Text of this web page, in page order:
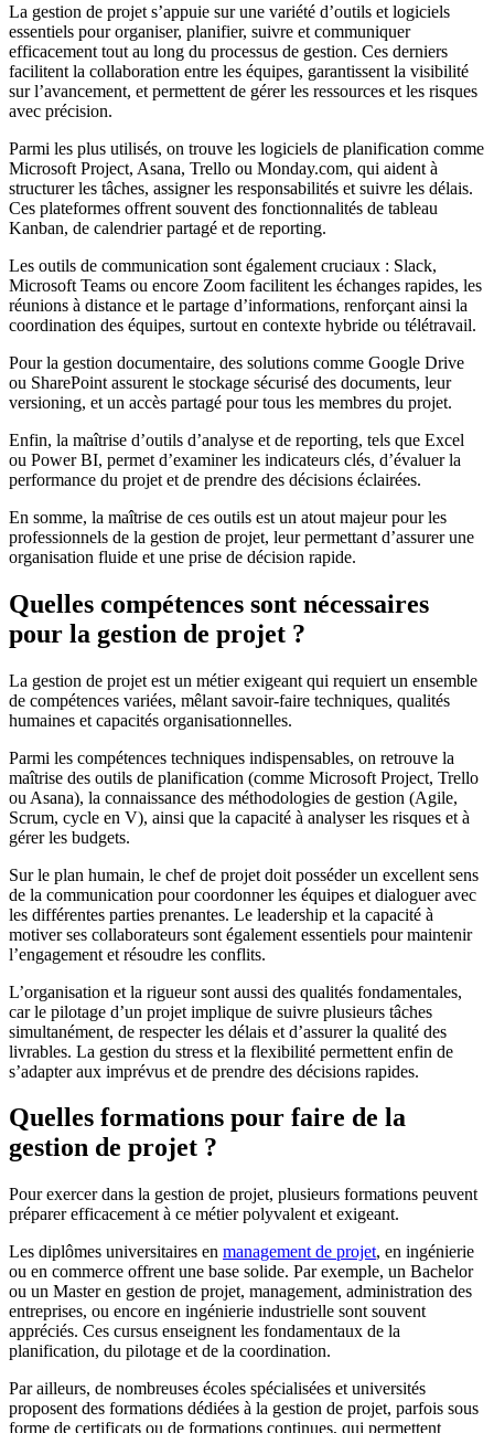
La gestion de projet s’appuie sur une variété d’outils et logiciels
essentiels pour organiser, planifier, suivre et communiquer
efficacement tout au long du processus de gestion. Ces derniers
facilitent la collaboration entre les équipes, garantissent la visibilité
sur l’avancement, et permettent de gérer les ressources et les risques
avec précision.
Parmi les plus utilisés, on trouve les logiciels de planification comme
Microsoft Project, Asana, Trello ou Monday.com, qui aident à
structurer les tâches, assigner les responsabilités et suivre les délais.
Ces plateformes offrent souvent des fonctionnalités de tableau
Kanban, de calendrier partagé et de reporting.
Les outils de communication sont également cruciaux : Slack,
Microsoft Teams ou encore Zoom facilitent les échanges rapides, les
réunions à distance et le partage d’informations, renforçant ainsi la
coordination des équipes, surtout en contexte hybride ou télétravail.
Pour la gestion documentaire, des solutions comme Google Drive
ou SharePoint assurent le stockage sécurisé des documents, leur
versioning, et un accès partagé pour tous les membres du projet.
Enfin, la maîtrise d’outils d’analyse et de reporting, tels que Excel
ou Power BI, permet d’examiner les indicateurs clés, d’évaluer la
performance du projet et de prendre des décisions éclairées.
En somme, la maîtrise de ces outils est un atout majeur pour les
professionnels de la gestion de projet, leur permettant d’assurer une
organisation fluide et une prise de décision rapide.
Quelles compétences sont nécessaires
pour la gestion de projet ?
La gestion de projet est un métier exigeant qui requiert un ensemble
de compétences variées, mêlant savoir-faire techniques, qualités
humaines et capacités organisationnelles.
Parmi les compétences techniques indispensables, on retrouve la
maîtrise des outils de planification (comme Microsoft Project, Trello
ou Asana), la connaissance des méthodologies de gestion (Agile,
Scrum, cycle en V), ainsi que la capacité à analyser les risques et à
gérer les budgets.
Sur le plan humain, le chef de projet doit posséder un excellent sens
de la communication pour coordonner les équipes et dialoguer avec
les différentes parties prenantes. Le leadership et la capacité à
motiver ses collaborateurs sont également essentiels pour maintenir
l’engagement et résoudre les conflits.
L’organisation et la rigueur sont aussi des qualités fondamentales,
car le pilotage d’un projet implique de suivre plusieurs tâches
simultanément, de respecter les délais et d’assurer la qualité des
livrables. La gestion du stress et la flexibilité permettent enfin de
s’adapter aux imprévus et de prendre des décisions rapides.
Quelles formations pour faire de la
gestion de projet ?
Pour exercer dans la gestion de projet, plusieurs formations peuvent
préparer efficacement à ce métier polyvalent et exigeant.
Les diplômes universitaires en management de projet, en ingénierie
ou en commerce offrent une base solide. Par exemple, un Bachelor
ou un Master en gestion de projet, management, administration des
entreprises, ou encore en ingénierie industrielle sont souvent
appréciés. Ces cursus enseignent les fondamentaux de la
planification, du pilotage et de la coordination.
Par ailleurs, de nombreuses écoles spécialisées et universités
proposent des formations dédiées à la gestion de projet, parfois sous
forme de certificats ou de formations continues, qui permettent